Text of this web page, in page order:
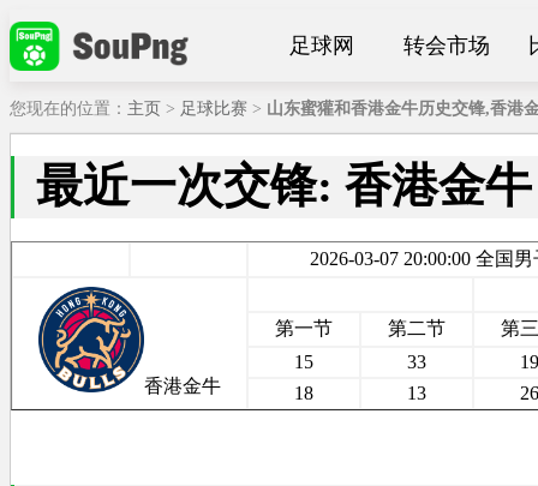
足球网 转会市场
您现在的位置： 主页 > 足球比赛 > 山东蜜獾和香港金牛历史交锋,香港
最近一次交锋: 香港金
2026-03-07 20:00:00 全国
香港金牛
第一节 第二节
第
15
33
18
13